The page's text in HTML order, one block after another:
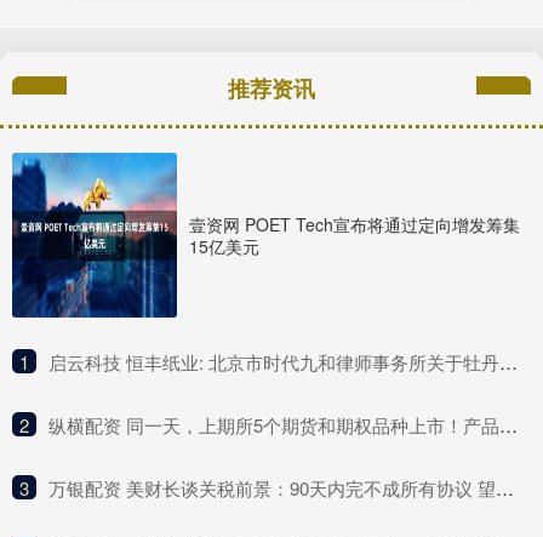
推荐资讯
壹资网 POET Tech宣布将通过定向增发筹集
15亿美元
1 ​启云科技 恒丰纸业: 北京市时代九和律师事务所关于牡丹江恒丰纸业股份有限公司发行股份购买资产暨关联交易之补充法律意见书（一）内容摘要
2 ​纵横配资 同一天，上期所5个期货和期权品种上市！产品体系持续完善
3 ​万银配资 美财长谈关税前景：90天内完不成所有协议 望与中方达成重大进展！